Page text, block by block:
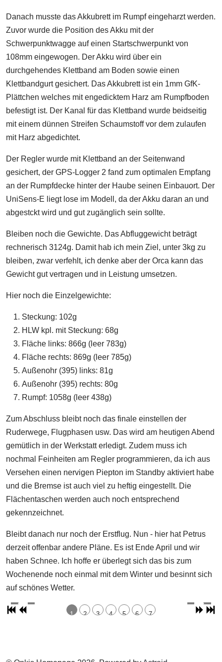
Danach musste das Akkubrett im Rumpf eingeharzt werden.
Zuvor wurde die Position des Akku mit der
Schwerpunktwagge auf einen Startschwerpunkt von
108mm eingewogen. Der Akku wird über ein
durchgehendes Klettband am Boden sowie einen
Klettbandgurt gesichert. Das Akkubrett ist ein 1mm GfK-
Plättchen welches mit engedicktem Harz am Rumpfboden
befestigt ist. Der Kanal für das Klettband wurde beidseitig
mit einem dünnen Streifen Schaumstoff vor dem zulaufen
mit Harz abgedichtet.
Der Regler wurde mit Klettband an der Seitenwand
gesichert, der GPS-Logger 2 fand zum optimalen Empfang
an der Rumpfdecke hinter der Haube seinen Einbauort. Der
UniSens-E liegt lose im Modell, da der Akku daran an und
abgestckt wird und gut zugänglich sein sollte.
Bleiben noch die Gewichte. Das Abfluggewicht beträgt
rechnerisch 3124g. Damit hab ich mein Ziel, unter 3kg zu
bleiben, zwar verfehlt, ich denke aber der Orca kann das
Gewicht gut vertragen und in Leistung umsetzen.
Hier noch die Einzelgewichte:
Steckung: 102g
HLW kpl. mit Steckung: 68g
Fläche links: 866g (leer 783g)
Fläche rechts: 869g (leer 785g)
Außenohr (395) links: 81g
Außenohr (395) rechts: 80g
Rumpf: 1058g (leer 438g)
Zum Abschluss bleibt noch das finale einstellen der
Ruderwege, Flugphasen usw. Das wird am heutigen Abend
gemütlich in der Werkstatt erledigt. Zudem muss ich
nochmal Feinheiten am Regler programmieren, da ich aus
Versehen einen nervigen Piepton im Standby aktiviert habe
und die Bremse ist auch viel zu heftig eingestellt. Die
Flächentaschen werden auch noch entsprechend
gekennzeichnet.
Bleibt danach nur noch der Erstflug. Nun - hier hat Petrus
derzeit offenbar andere Pläne. Es ist Ende April und wir
haben Schnee. Ich hoffe er überlegt sich das bis zum
Wochenende noch einmal mit dem Winter und besinnt sich
auf schönes Wetter.
1 2 3 4 5 6 7